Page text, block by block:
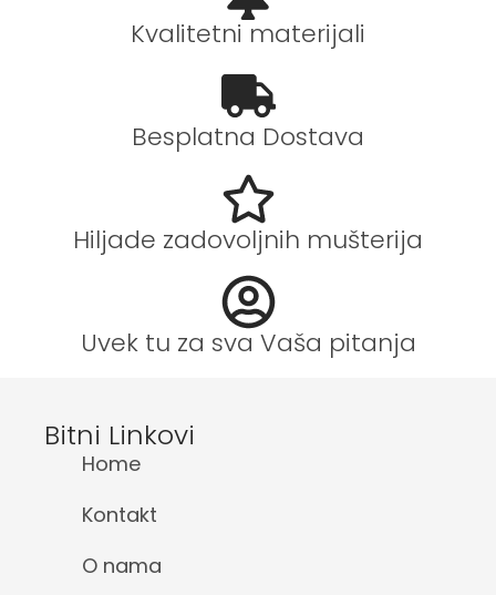
Kvalitetni materijali
Besplatna Dostava
Hiljade zadovoljnih mušterija
Uvek tu za sva Vaša pitanja
Bitni Linkovi
Home
Kontakt
O nama